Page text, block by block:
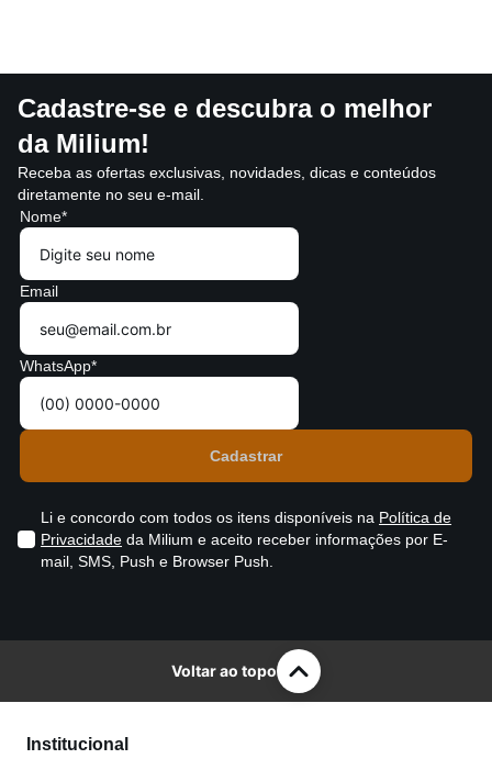
Cadastre-se e descubra o melhor
da Milium!
Receba as ofertas exclusivas, novidades, dicas e conteúdos
diretamente no seu e-mail.
Nome*
Email
WhatsApp*
Li e concordo com todos os itens disponíveis na Política de
Privacidade da Milium e aceito receber informações por E-
mail, SMS, Push e Browser Push.
Voltar ao topo
Institucional